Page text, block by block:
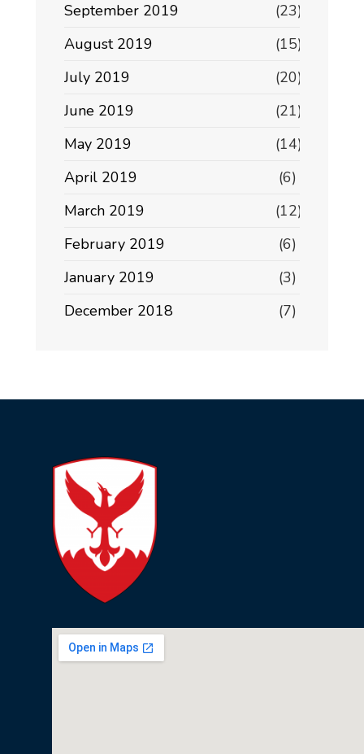
September 2019
(23)
August 2019
(15)
July 2019
(20)
June 2019
(21)
May 2019
(14)
April 2019
(6)
March 2019
(12)
February 2019
(6)
January 2019
(3)
December 2018
(7)